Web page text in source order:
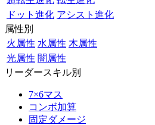
ドット進化 アシスト進化
属性別
火属性 水属性 木属性
光属性 闇属性
リーダースキル別
7×6マス
コンボ加算
固定ダメージ